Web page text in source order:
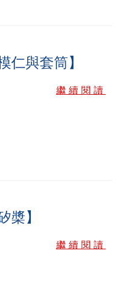
仁與套筒】
繼續閱讀
槳】
繼續閱讀